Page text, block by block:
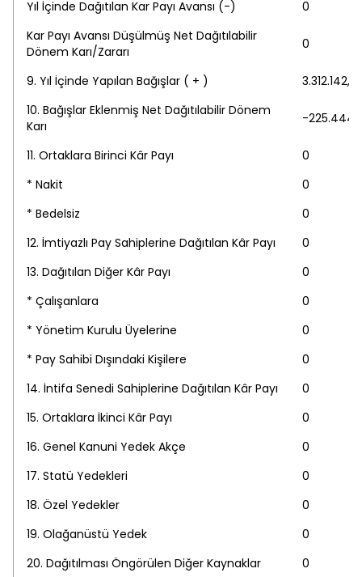
Yıl İçinde Dağıtılan Kar Payı Avansı (-)
0
Kar Payı Avansı Düşülmüş Net Dağıtılabilir
Dönem Karı/Zararı
0
9. Yıl İçinde Yapılan Bağışlar ( + )
3.312.142,16
10. Bağışlar Eklenmiş Net Dağıtılabilir Dönem
Karı
-
11. Ortaklara Birinci Kâr Payı
0
* Nakit
0
* Bedelsiz
0
12. İmtiyazlı Pay Sahiplerine Dağıtılan Kâr Payı
0
13. Dağıtılan Diğer Kâr Payı
0
* Çalışanlara
0
* Yönetim Kurulu Üyelerine
0
* Pay Sahibi Dışındaki Kişilere
0
14. İntifa Senedi Sahiplerine Dağıtılan Kâr Payı
0
15. Ortaklara İkinci Kâr Payı
0
16. Genel Kanuni Yedek Akçe
0
17. Statü Yedekleri
0
18. Özel Yedekler
0
19. Olağanüstü Yedek
0
20. Dağıtılması Öngörülen Diğer Kaynaklar
0